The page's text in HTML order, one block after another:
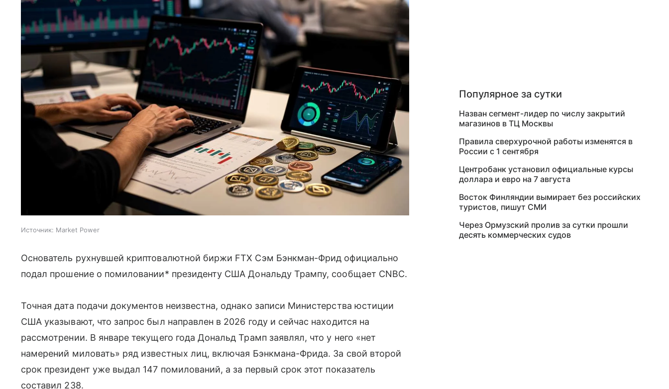
Источник: Market Power
Основатель рухнувшей криптовалютной биржи FTX Сэм Бэнкман-Фрид официально
подал прошение о помиловании* президенту США Дональду Трампу, сообщает CNBC.
Точная дата подачи документов неизвестна, однако записи Министерства юстиции
США указывают, что запрос был направлен в 2026 году и сейчас находится на
рассмотрении. В январе текущего года Дональд Трамп заявлял, что у него «нет
намерений миловать» ряд известных лиц, включая Бэнкмана-Фрида. За свой второй
срок президент уже выдал 147 помилований, а за первый срок этот показатель
составил 238.
Популярное за сутки
Назван сегмент-лидер по числу закрытий
магазинов в ТЦ Москвы
Правила сверхурочной работы изменятся в
России с 1 сентября
Центробанк установил официальные курсы
доллара и евро на 7 августа
Восток Финляндии вымирает без российских
туристов, пишут СМИ
Через Ормузский пролив за сутки прошли
десять коммерческих судов